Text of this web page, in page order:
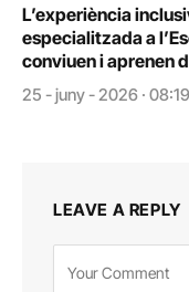
L’experiència
especialitzada a
conviuen i aprenen
25 - juny - 2026 · 08:19
LEAVE A REPLY